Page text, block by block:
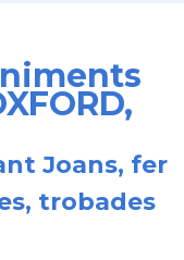
Joans, fer
trobades